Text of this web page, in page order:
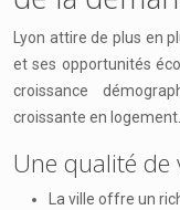
Lyon attire de plus en
et ses opportunités
croissance
croissante en logement.
Une qualité de
La ville offre un